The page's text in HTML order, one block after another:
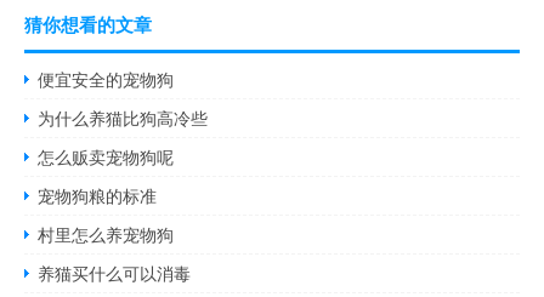
猜你想看的文章
便宜安全的宠物狗
为什么养猫比狗高冷些
怎么贩卖宠物狗呢
宠物狗粮的标准
村里怎么养宠物狗
养猫买什么可以消毒